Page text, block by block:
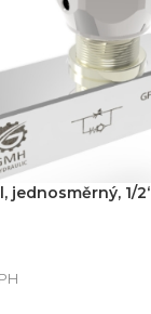
jednosměrný, 1/